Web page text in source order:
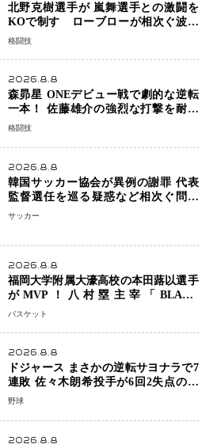
北野克樹選手が 嵐舞選手との激闘を
KOで制す ローブローが相次ぐ波乱
の展開…涙の勝利「生まれてくる娘の
格闘技
2026.8.8
森昴星 ONEデビュー戦で劇的な逆転
一本！ 佐藤雄介の強烈な打撃を耐え
抜き、リアネイキッドチョークで勝利
格闘技
2026.8.8
韓国サッカー協会が異例の謝罪 代表
監督選任を巡る疑惑など相次ぐ問題
「組織の刷新」誓う
サッカー
2026.8.8
福岡大学附属大濠高校の本田蕗以選手
がMVP！八村塁主宰「BLACK
SAMURAI SUMMIT 2026」で存在
バスケット
2026.8.8
ドジャース まさかの逆転サヨナラで7
連敗 佐々木朗希投手が6回2失点の力
投も勝利届かず、大谷翔平は好機で悔
野球
2026.8.8